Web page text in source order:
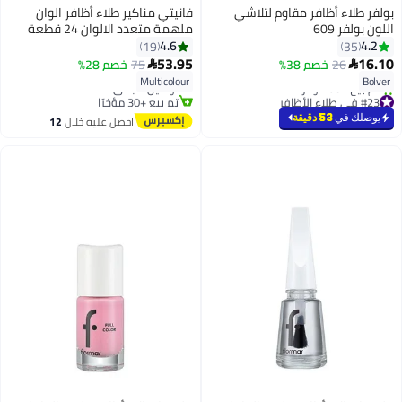
بولفر طلاء أظافر مقاوم لتلاشي
اللون بولفر 609
4.2
35
16.10
26 خصم 38%
Bolver
#23 في طلاء الأظافر
أقل سعر في 7 يوم
تم بيع +50 مؤخرًا
يوصلك في53 دقيقة
فانيتي مناكير طلاء أظافر الوان
ملهمة متعدد الالوان 24 قطعة
4.6
19
53.95
75 خصم 28%
Multicolour
#32 في طلاء الأظافر
أقل سعر في 7 يوم
توصيل مجاني
تم بيع +30 مؤخرًا
#32 في طلاء الأظافر احصل عليه خلال12